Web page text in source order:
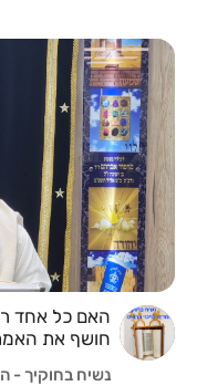
האם כל אחד
חושף את
נשיח בחוקיך -